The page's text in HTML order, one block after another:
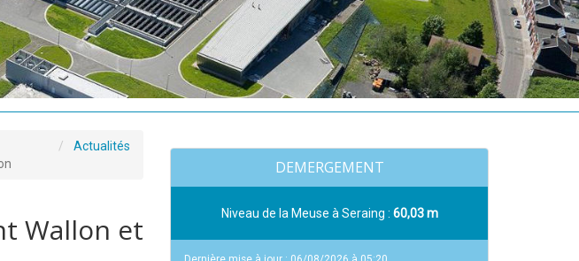
Actualités
Wallon et
DEMERGEMENT
Niveau de la Meuse à Seraing : 60,03 m